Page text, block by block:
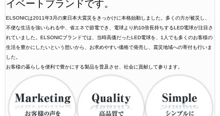
イベートブランドです。
ELSONICは2011年3月の東日本大震災をきっかけに本格始動しました。多くの方が被災し、
不便な生活を強いられる中、省エネで節電でき、電球より約10倍長持ちするLED電球が注目さ
れていました。ELSONICブランドでは、当時高価だったLED電球を、1人でも多くのお客様の
生活を豊かにしたいという想いから、お求めやすい価格で発売し、震災地域への寄付も行いま
した。
お客様の暮らしを便利で豊かにする製品を普及させ、社会に貢献して参ります。